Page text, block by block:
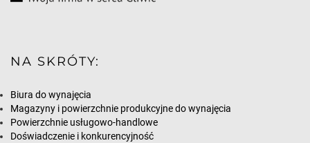
NA SKRÓTY:
Biura do wynajęcia
Magazyny i powierzchnie produkcyjne do wynajęcia
Powierzchnie usługowo-handlowe
Doświadczenie i konkurencyjność